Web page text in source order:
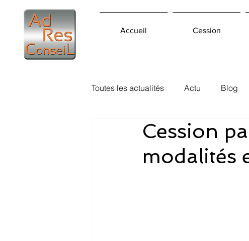
Accueil
Cession
Toutes les actualités Actu Blog
Cession
modalités